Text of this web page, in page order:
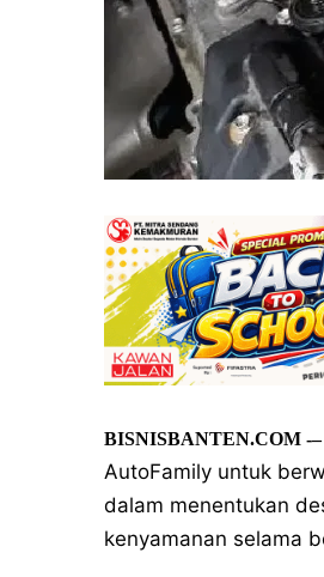
BISNISBANTEN.COM -–
AutoFamily untuk
dalam menentukan
kenyamanan selama